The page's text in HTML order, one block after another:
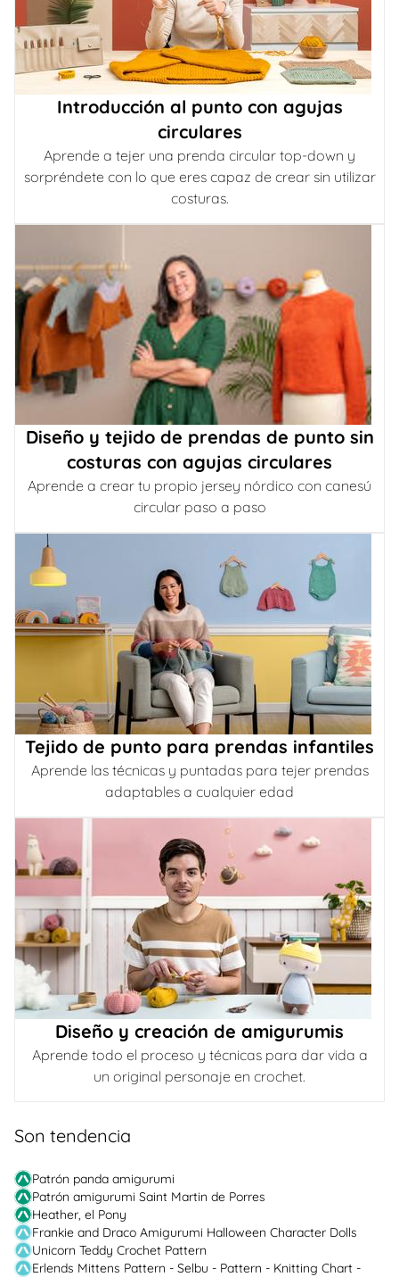
Introducción al punto con agujas
circulares
Aprende a tejer una prenda circular top-down y
sorpréndete con lo que eres capaz de crear sin utilizar
costuras.
Diseño y tejido de prendas de punto sin
costuras con agujas circulares
Aprende a crear tu propio jersey nórdico con canesú
circular paso a paso
Tejido de punto para prendas infantiles
Aprende las técnicas y puntadas para tejer prendas
adaptables a cualquier edad
Diseño y creación de amigurumis
Aprende todo el proceso y técnicas para dar vida a
un original personaje en crochet.
Son tendencia
Patrón panda amigurumi
Patrón amigurumi Saint Martin de Porres
Heather, el Pony
Frankie and Draco Amigurumi Halloween Character Dolls
Unicorn Teddy Crochet Pattern
Erlends Mittens Pattern - Selbu - Pattern - Knitting Chart -